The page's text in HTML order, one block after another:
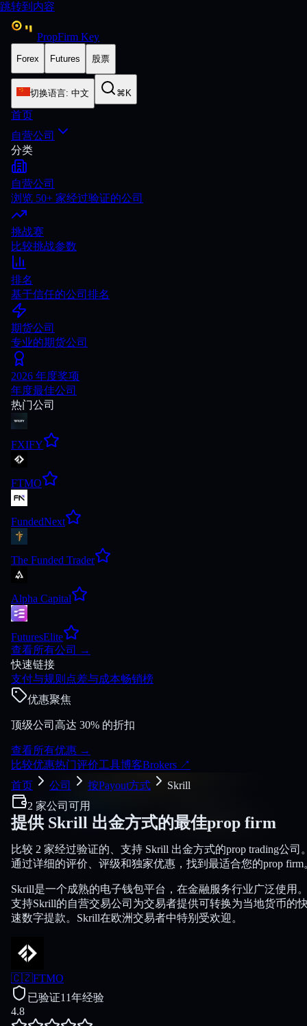
跳转到内容
PropFirm Key
Forex Futures 股票
切换语言: 中文 ⌘K
首页
自营公司
分类
自营公司
浏览 50+ 家经过验证的公司
挑战赛
比较挑战参数
排名
基于信任的公司排名
期货公司
专业的期货公司
2026 年度奖项
年度最佳公司
热门公司
FXIFY
FTMO
FundedNext
The Funded Trader
Alpha Capital
FuturesElite
查看所有公司
→
快速链接
支付与规则 点差与成本畅销榜
优惠聚焦
顶级公司高达 30% 的折扣
查看所有优惠 →
比较优惠热门评价工具博客Brokers ↗
首页
公司 按Payout方式
Skrill
2 家公司可用
提供 Skrill 出金方式的最佳prop firm
比较 2 家经过验证的、支持 Skrill 出金方式的prop trading公司
通过详细的评价、评级和独家优惠，找到最适合您的prop firm
Skrill是一个成熟的电子钱包平台，在金融服务行业广泛使用
支持Skrill的自营交易公司为交易者提供可转换为当地货币的
速数字提款。Skrill在欧洲交易者中特别受欢迎。
🇨🇿FTMO
已验证11年经验
4.8